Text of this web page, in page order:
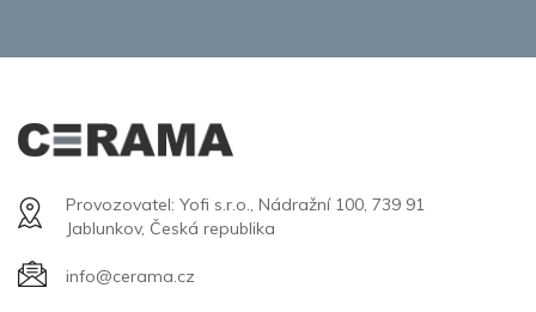
Provozovatel: Yofi s.r.o., Nádražní 100, 739 91
Jablunkov, Česká republika
info@cerama.cz